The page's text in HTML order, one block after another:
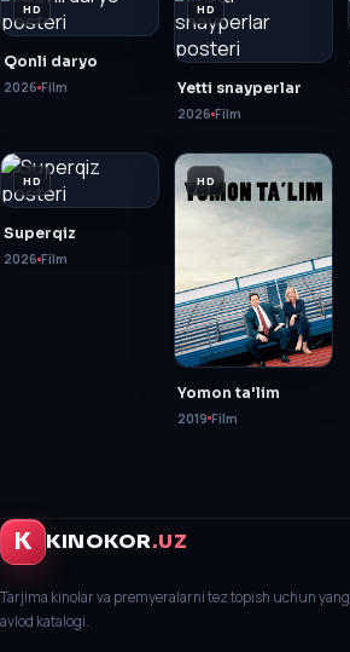
HD
Qonli daryo
2026 Film
HD
Yetti snayperlar
2026 Film
HD
Superqiz
2026 Film
HD
Yomon ta'lim
2019 Film
K KINOKOR.UZ
Tarjima kinolar va premyeralarni tez topish uchun
avlod katalogi.